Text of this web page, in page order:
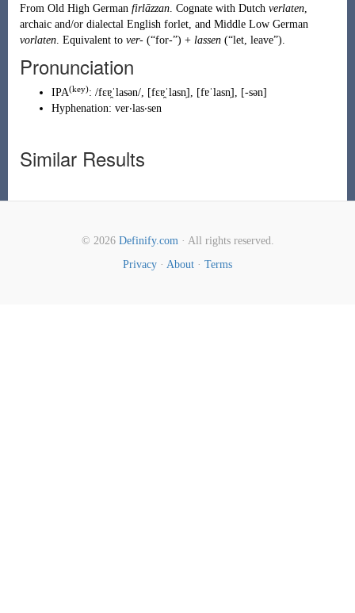
From Old High German firlāzzan. Cognate with Dutch verlaten,
archaic and/or dialectal English forlet, and Middle Low German
vorlaten. Equivalent to ver- (“for-”) + lassen (“let, leave”).
Pronunciation
IPA(key): /fɛɐ̯ˈlasən/, [fɛɐ̯ˈlasn̩] , [fɐˈlasn̩] , [-sən]
Hyphenation: ver‧las‧sen
Similar Results
© 2026 Definify.com· All rights reserved.
Privacy · About · Terms